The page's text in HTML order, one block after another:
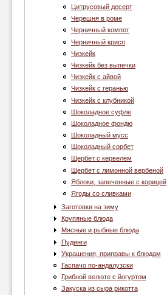
Цитрусовый десерт
Черешня в роме
Черничный компот
Черничный крисп
Чизкейк
Чизкейк без выпечки
Чизкейк с айвой
Чизкейк с геранью
Чизкейк с клубникой
Шоколадное суфле
Шоколадное фондю
Шоколадный мусс
Шоколадный сорбет
Щербет с кервелем
Щербет с лимонной вербеной
Яблоки, запеченные с корицей
Ягоды со сливками
Заготовки на зиму
Крупяные блюда
Мясные и рыбные блюда
Пудинги
Украшения, приправы к блюдам
Гаспачо по-андалузски
Грибной велюте с йогуртом
Закуска из сыра рикотта